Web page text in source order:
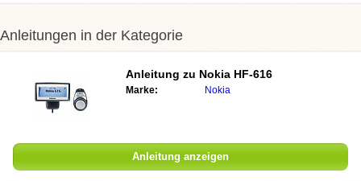
Anleitungen in der Kategorie
Anleitung zu Nokia HF-616
Marke: Nokia
Anleitung anzeigen